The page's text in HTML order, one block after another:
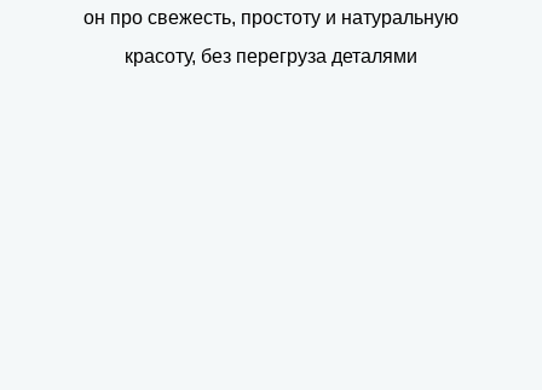
он про свежесть, простоту и натуральную
красоту, без перегруза деталями